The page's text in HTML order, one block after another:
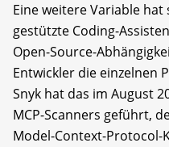
Eine weitere Variable hat
gestützte Coding-
Open-Source-
Entwickler die einzelnen
Snyk hat das im August
MCP-Scanners geführt,
Model-Context-